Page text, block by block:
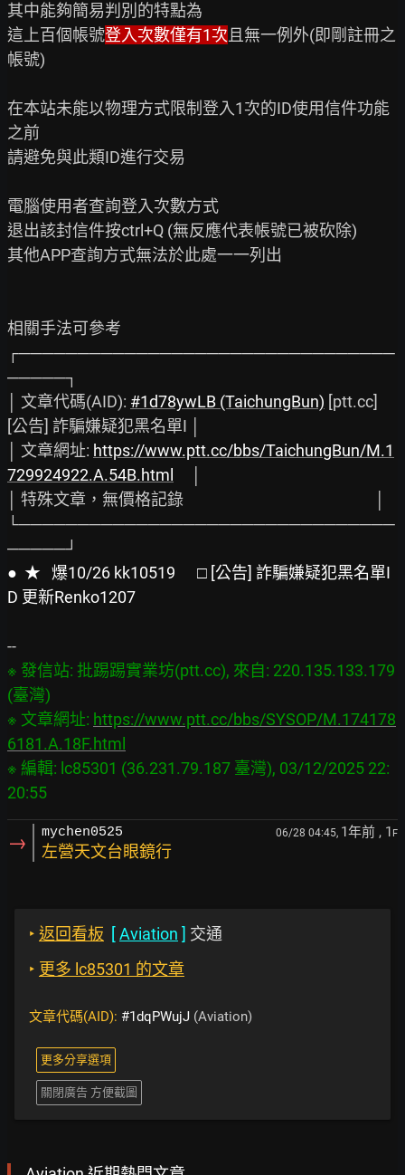
其中能夠簡易判別的特點為
這上百個帳號登入次數僅有1次 且無一例外(即剛註冊之
帳號)
在本站未能以物理方式限制登入1次的ID使用信件功能
之前
請避免與此類ID進行交易
電腦使用者查詢登入次數方式
退出該封信件按ctrl+Q (無反應代表帳號已被砍除)
其他APP查詢方式無法於此處一一列出
相關手法可參考
┌────────────────────────────────
─────┐
│ 文章代碼(AID): #1d78ywLB (TaichungBun) [ptt.cc]
[公告] 詐騙嫌疑犯黑名單I │
│ 文章網址: https://www.ptt.cc/bbs/TaichungBun/M.1
729924922.A.54B.html
│ 特殊文章，無價格記錄                                                     │
└────────────────────────────────
●  ★   爆10/26 kk10519      □ [公告] 詐騙嫌疑犯黑名單I
D 更新Renko1207
※ 發信站: 批踢踢實業坊(ptt.cc), 來自: 220.135.133.179
(臺灣)
※ 文章網址: https://www.ptt.cc/bbs/SYSOP/M.174178
6181.A.18F.html
※ 編輯: lc85301 (36.231.79.187 臺灣), 03/12/2025 22:
→ mychen0525 06/28 04:45, 1年前 , 1 F
左營天文台眼鏡行
‣ 返回看板 [Aviation ] 交通
‣ 更多 lc85301 的文章
文章代碼(AID): #1dqPWujJ (Aviation)
更多分享選項
關閉廣告 方便截圖